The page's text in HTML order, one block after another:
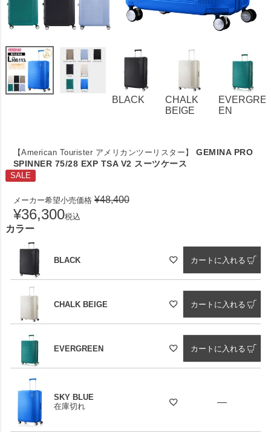
BLACK
CHALK
BEIGE
EVERGRE
EN
【American Tourister アメリカンツーリスター】
GEMINA PRO
SPINNER 75/28 EXP TSA V2 スーツケース
SALE
メーカー希望小売価格 ¥48,400
¥36,300税込
カラー
BLACK カートに入れる
CHALK BEIGE カートに入れる
EVERGREEN カートに入れる
SKY BLUE
在庫切れ
—